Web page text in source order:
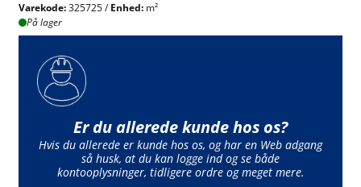
Varekode:325725 /Enhed: m²
På lager
Er du allerede kunde hos os?
Hvis du allerede er kunde hos os, og har en Web adgang
så husk, at du kan logge ind og se både
kontooplysninger, tidligere ordre og meget mere.